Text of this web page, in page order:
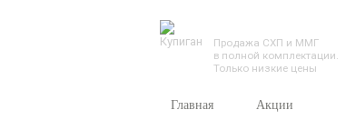
Продажа СХП и ММГ
в полной комплектации.
Только низкие цены
Главная Акции